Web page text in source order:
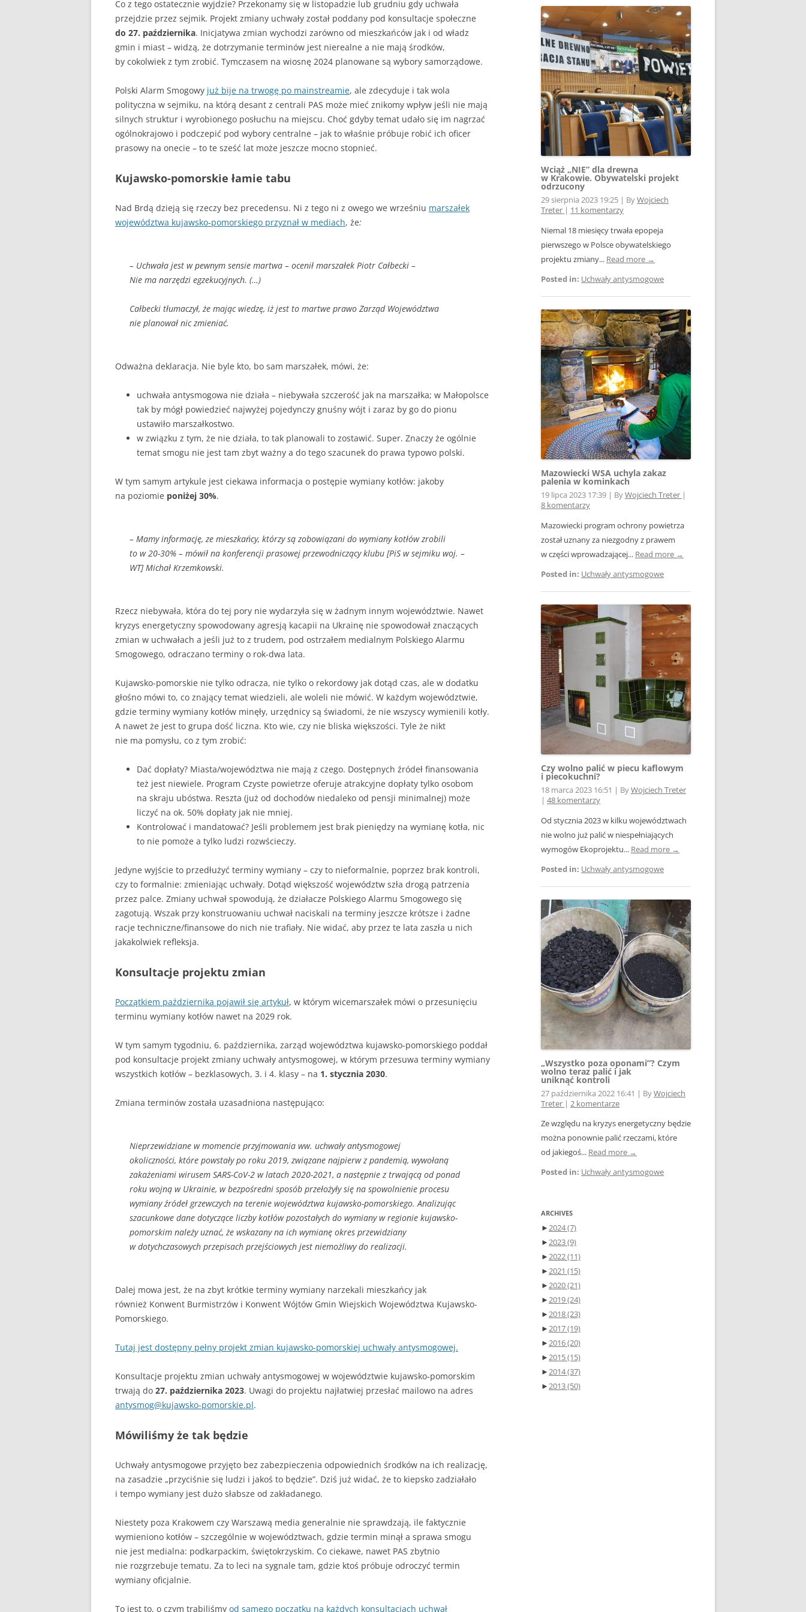
DLACZEGO PIEC KOPCI
GDY BIEDA NIE POZWALA SIĘ
OGRZAĆ
– JAK HISZPAŃSKA INKWIZYCJA
Co z tego ostatecznie wyjdzie? Przekonamy się w listopadzie lub grudniu gdy uchwała
przejdzie przez sejmik. Projekt zmiany uchwały został poddany pod konsultacje społeczne
do 27. października. Inicjatywa zmian wychodzi zarówno od mieszkańców jak i od władz
gmin i miast – widzą, że dotrzymanie terminów jest nierealne a nie mają środków,
by cokolwiek z tym zrobić. Tymczasem na wiosnę 2024 planowane są wybory samorządowe.
Polski Alarm Smogowy już bije na trwogę po mainstreamie, ale zdecyduje i tak wola
polityczna w sejmiku, na którą desant z centrali PAS może mieć znikomy wpływ jeśli nie mają
silnych struktur i wyrobionego posłuchu na miejscu. Choć gdyby temat udało się im nagrzać
ogólnokrajowo i podczepić pod wybory centralne – jak to właśnie próbuje robić ich oficer
prasowy na onecie – to te sześć lat może jeszcze mocno stopnieć.
Kujawsko-pomorskie łamie tabu
Nad Brdą dzieją się rzeczy bez precedensu. Ni z tego ni z owego we wrześniu marszałek
województwa kujawsko-pomorskiego przyznał w mediach, że:
– Uchwała jest w pewnym sensie martwa – ocenił marszałek Piotr Całbecki –
Nie ma narzędzi egzekucyjnych. (…)
Całbecki tłumaczył, że mając wiedzę, iż jest to martwe prawo Zarząd Województwa
nie planował nic zmieniać.
Odważna deklaracja. Nie byle kto, bo sam marszałek, mówi, że:
uchwała antysmogowa nie działa – niebywała szczerość jak na marszałka; w Małopolsce
tak by mógł powiedzieć najwyżej pojedynczy gnuśny wójt i zaraz by go do pionu
ustawiło marszałkostwo.
w związku z tym, że nie działa, to tak planowali to zostawić. Super. Znaczy że ogólnie
temat smogu nie jest tam zbyt ważny a do tego szacunek do prawa typowo polski.
W tym samym artykule jest ciekawa informacja o postępie wymiany kotłów: jakoby
na poziomie poniżej 30%.
– Mamy informację, ze mieszkańcy, którzy są zobowiązani do wymiany kotłów zrobili
to w 20-30% – mówił na konferencji prasowej przewodniczący klubu [PiS w sejmiku woj. –
WT] Michał Krzemkowski.
Rzecz niebywała, która do tej pory nie wydarzyła się w żadnym innym województwie. Nawet
kryzys energetyczny spowodowany agresją kacapii na Ukrainę nie spowodował znaczących
zmian w uchwałach a jeśli już to z trudem, pod ostrzałem medialnym Polskiego Alarmu
Smogowego, odraczano terminy o rok-dwa lata.
Kujawsko-pomorskie nie tylko odracza, nie tylko o rekordowy jak dotąd czas, ale w dodatku
głośno mówi to, co znający temat wiedzieli, ale woleli nie mówić. W każdym województwie,
gdzie terminy wymiany kotłów minęły, urzędnicy są świadomi, że nie wszyscy wymienili kotły.
A nawet że jest to grupa dość liczna. Kto wie, czy nie bliska większości. Tyle że nikt
nie ma pomysłu, co z tym zrobić:
Dać dopłaty? Miasta/województwa nie mają z czego. Dostępnych źródeł finansowania
też jest niewiele. Program Czyste powietrze oferuje atrakcyjne dopłaty tylko osobom
na skraju ubóstwa. Reszta (już od dochodów niedaleko od pensji minimalnej) może
liczyć na ok. 50% dopłaty jak nie mniej.
Kontrolować i mandatować? Jeśli problemem jest brak pieniędzy na wymianę kotła, nic
to nie pomoże a tylko ludzi rozwścieczy.
Jedyne wyjście to przedłużyć terminy wymiany – czy to nieformalnie, poprzez brak kontroli,
czy to formalnie: zmieniając uchwały. Dotąd większość województw szła drogą patrzenia
przez palce. Zmiany uchwał spowodują, że działacze Polskiego Alarmu Smogowego się
zagotują. Wszak przy konstruowaniu uchwał naciskali na terminy jeszcze krótsze i żadne
racje techniczne/finansowe do nich nie trafiały. Nie widać, aby przez te lata zaszła u nich
jakakolwiek refleksja.
Konsultacje projektu zmian
Początkiem października pojawił się artykuł, w którym wicemarszałek mówi o przesunięciu
terminu wymiany kotłów nawet na 2029 rok.
W tym samym tygodniu, 6. października, zarząd województwa kujawsko-pomorskiego poddał
pod konsultacje projekt zmiany uchwały antysmogowej, w którym przesuwa terminy wymiany
wszystkich kotłów – bezklasowych, 3. i 4. klasy – na 1. stycznia 2030.
Zmiana terminów została uzasadniona następująco:
Nieprzewidziane w momencie przyjmowania ww. uchwały antysmogowej
okoliczności, które powstały po roku 2019, związane najpierw z pandemią, wywołaną
zakażeniami wirusem SARS-CoV-2 w latach 2020-2021, a następnie z trwającą od ponad
roku wojną w Ukrainie, w bezpośredni sposób przełożyły się na spowolnienie procesu
wymiany źródeł grzewczych na terenie województwa kujawsko-pomorskiego. Analizując
szacunkowe dane dotyczące liczby kotłów pozostałych do wymiany w regionie kujawsko-
pomorskim należy uznać, że wskazany na ich wymianę okres przewidziany
w dotychczasowych przepisach przejściowych jest niemożliwy do realizacji.
Dalej mowa jest, że na zbyt krótkie terminy wymiany narzekali mieszkańcy jak
również Konwent Burmistrzów i Konwent Wójtów Gmin Wiejskich Województwa Kujawsko-
Pomorskiego.
Tutaj jest dostępny pełny projekt zmian kujawsko-pomorskiej uchwały antysmogowej.
Konsultacje projektu zmian uchwały antysmogowej w województwie kujawsko-pomorskim
trwają do 27. października 2023. Uwagi do projektu najłatwiej przesłać mailowo na adres
antysmog@kujawsko-pomorskie.pl.
Mówiliśmy że tak będzie
Uchwały antysmogowe przyjęto bez zabezpieczenia odpowiednich środków na ich realizację,
na zasadzie „przyciśnie się ludzi i jakoś to będzie”. Dziś już widać, że to kiepsko zadziałało
i tempo wymiany jest dużo słabsze od zakładanego.
Niestety poza Krakowem czy Warszawą media generalnie nie sprawdzają, ile faktycznie
wymieniono kotłów – szczególnie w województwach, gdzie termin minął a sprawa smogu
nie jest medialna: podkarpackim, świętokrzyskim. Co ciekawe, nawet PAS zbytnio
nie rozgrzebuje tematu. Za to leci na sygnale tam, gdzie ktoś próbuje odroczyć termin
wymiany oficjalnie.
To jest to, o czym trąbiliśmy od samego początku na każdych konsultacjach uchwał
Wciąż „NIE” dla drewna
w Krakowie. Obywatelski projekt
odrzucony
29 sierpnia 2023 19:25 | ByWojciech
Treter | 11 komentarzy
Niemal 18 miesięcy trwała epopeja
pierwszego w Polsce obywatelskiego
projektu zmiany... Read more →
Posted in: Uchwały antysmogowe
Mazowiecki WSA uchyla zakaz
palenia w kominkach
19 lipca 2023 17:39 | ByWojciech Treter |
8 komentarzy
Mazowiecki program ochrony powietrza
został uznany za niezgodny z prawem
w części wprowadzającej... Read more →
Posted in: Uchwały antysmogowe
Czy wolno palić w piecu kaflowym
i piecokuchni?
18 marca 2023 16:51 | ByWojciech Treter
| 48 komentarzy
Od stycznia 2023 w kilku województwach
nie wolno już palić w niespełniających
wymogów Ekoprojektu... Read more →
Posted in: Uchwały antysmogowe
„Wszystko poza oponami”? Czym
wolno teraz palić i jak
uniknąć kontroli
27 października 2022 16:41 | ByWojciech
Treter | 2 komentarze
Ze względu na kryzys energetyczny będzie
można ponownie palić rzeczami, które
od jakiegoś... Read more →
Posted in: Uchwały antysmogowe
ARCHIVES
►2024(7)
►2023(9)
►2022(11)
►2021 (15)
►2020(21)
►2019(24)
►2018(23)
►2017(19)
►2016(20)
►2015(15)
►2014(37)
►2013(50)